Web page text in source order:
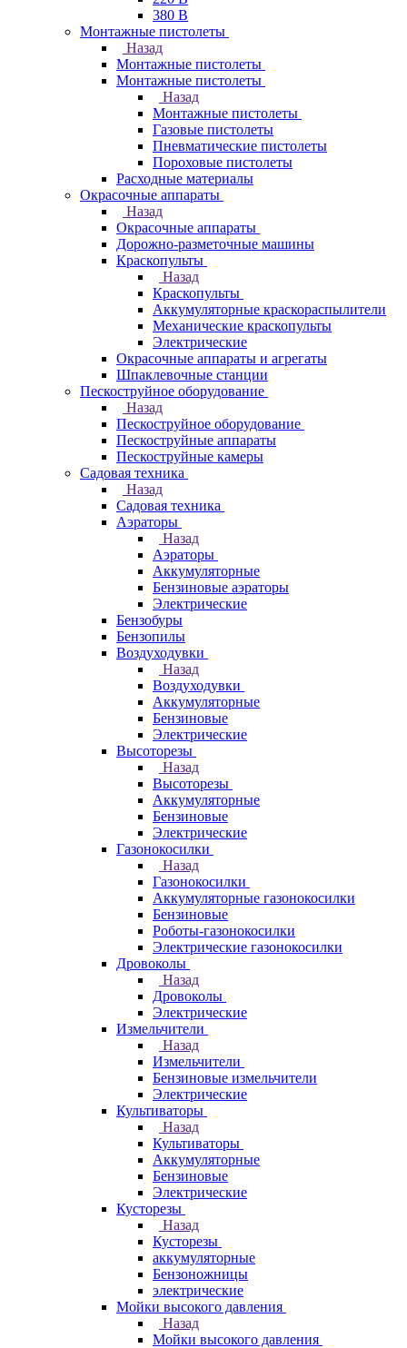
380 В
Монтажные пистолеты
Назад
Монтажные пистолеты
Монтажные пистолеты
Назад
Монтажные пистолеты
Газовые пистолеты
Пневматические пистолеты
Пороховые пистолеты
Расходные материалы
Окрасочные аппараты
Назад
Окрасочные аппараты
Дорожно-разметочные машины
Краскопульты
Назад
Краскопульты
Аккумуляторные краскораспылители
Механические краскопульты
Электрические
Окрасочные аппараты и агрегаты
Шпаклевочные станции
Пескоструйное оборудование
Назад
Пескоструйное оборудование
Пескоструйные аппараты
Пескоструйные камеры
Садовая техника
Назад
Садовая техника
Аэраторы
Назад
Аэраторы
Аккумуляторные
Бензиновые аэраторы
Электрические
Бензобуры
Бензопилы
Воздуходувки
Назад
Воздуходувки
Аккумуляторные
Бензиновые
Электрические
Высоторезы
Назад
Высоторезы
Аккумуляторные
Бензиновые
Электрические
Газонокосилки
Назад
Газонокосилки
Аккумуляторные газонокосилки
Бензиновые
Роботы-газонокосилки
Электрические газонокосилки
Дровоколы
Назад
Дровоколы
Электрические
Измельчители
Назад
Измельчители
Бензиновые измельчители
Электрические
Культиваторы
Назад
Культиваторы
Аккумуляторные
Бензиновые
Электрические
Кусторезы
Назад
Кусторезы
аккумуляторные
Бензоножницы
электрические
Мойки высокого давления
Назад
Мойки высокого давления